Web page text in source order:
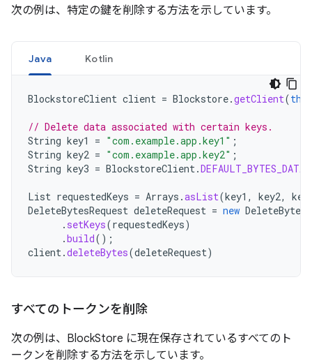
次の例は、特定の鍵を削除する方法を示しています。
Java Kotlin
BlockstoreClient client = Blockstore.getClient(this
// Delete data associated with certain keys.
String key1 = "com.example.app.key1" ;
String key2 = "com.example.app.key2" ;
String key3 = BlockstoreClient.
List requestedKeys = Arrays .asList(key1 , key2,
DeleteBytesRequest deleteRequest = new
. setKeys(requestedKeys)
.build();
client.deleteBytes(deleteRequest)
すべてのトークンを削除
次の例は、BlockStore に現在保存されているすべてのト
ークンを削除する方法を示しています。